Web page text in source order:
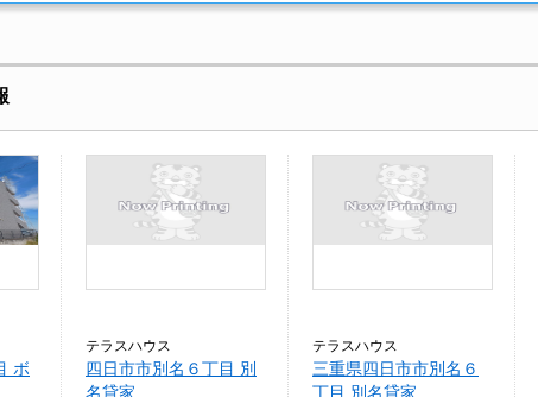
ボ
テラスハウス
四日市市別名６丁目 別
名貸家
テラスハウス
三重県四日市市別名６
丁目 別名貸家